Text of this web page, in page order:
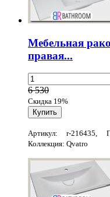
Мебельная
правая...
6 530
Скидка 19%
Артикул: r-216435,
Коллекция: Qvatro